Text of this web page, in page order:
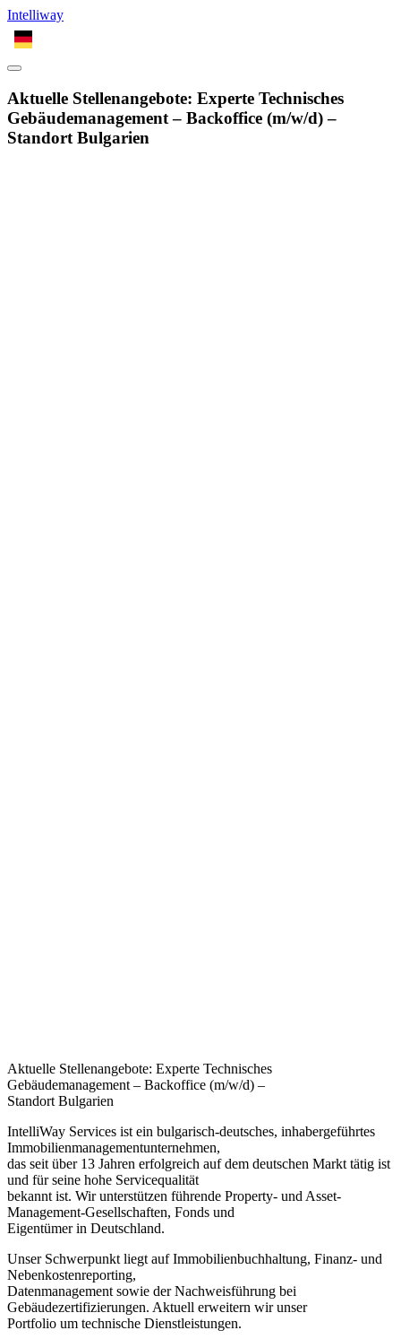
Intelliway
Aktuelle Stellenangebote: Experte Technisches
Gebäudemanagement – Backoffice (m/w/d) –
Standort Bulgarien
Aktuelle Stellenangebote: Experte Technisches
Gebäudemanagement – Backoffice (m/w/d) –
Standort Bulgarien
IntelliWay Services ist ein bulgarisch-deutsches, inhabergeführtes
Immobilienmanagementunternehmen,
das seit über 13 Jahren erfolgreich auf dem deutschen Markt tätig ist
und für seine hohe Servicequalität
bekannt ist. Wir unterstützen führende Property- und Asset-
Management-Gesellschaften, Fonds und
Eigentümer in Deutschland.
Unser Schwerpunkt liegt auf Immobilienbuchhaltung, Finanz- und
Nebenkostenreporting,
Datenmanagement sowie der Nachweisführung bei
Gebäudezertifizierungen. Aktuell erweitern wir unser
Portfolio um technische Dienstleistungen.